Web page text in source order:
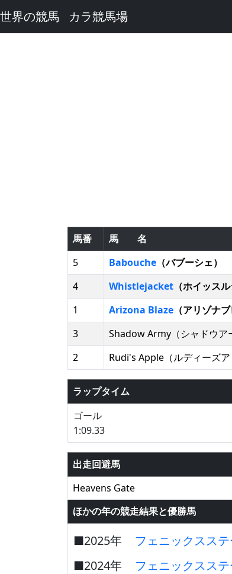
世界の競馬 カラ競馬場
馬番 馬 名
5
Babouche （バブーシェ）
4
Whistlejacket （ホイッス
1
Arizona Blaze （アリゾナ
3
Shadow Army（シャドウア
2
Rudi's Apple（ルディーズア
ラップタイム
ゴール
1:09.33
出走回避馬
Heavens Gate
ほかの年の競走結果と優勝馬
■2025年 フェニックスス
■2024年
フェニックスス